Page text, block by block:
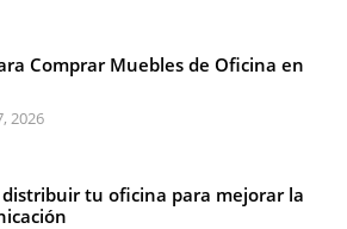
Comprar Muebles de Oficina en
2026
distribuir tu oficina para mejorar la